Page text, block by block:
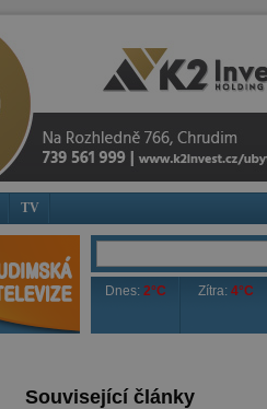
TV
Dnes:2°C Zítra:4°C
Související články